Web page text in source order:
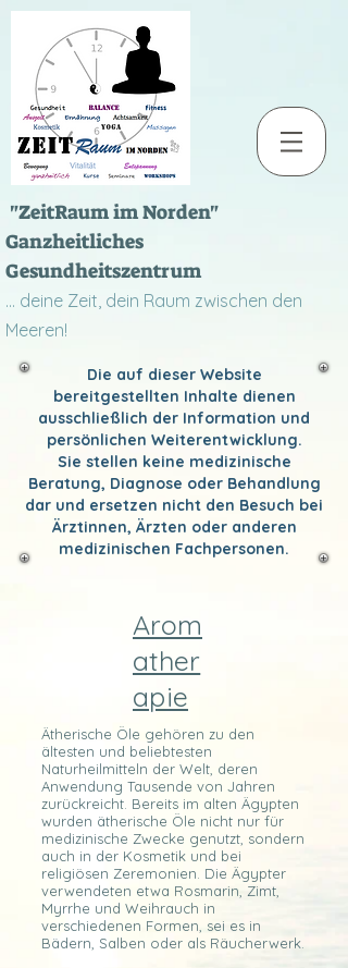
"ZeitRaum im Norden"
Ganzheitliches
Gesundheitszentrum
... deine Zeit, dein Raum zwischen den
Meeren!
Die auf dieser Website
bereitgestellten Inhalte dienen
ausschließlich der Information und
persönlichen Weiterentwicklung.
Sie stellen keine medizinische
Beratung, Diagnose oder Behandlung
dar und ersetzen nicht den Besuch bei
Ärztinnen, Ärzten oder anderen
medizinischen Fachpersonen.
Arom
ather
apie
Ätherische Öle gehören zu den
ältesten und beliebtesten
Naturheilmitteln der Welt, deren
Anwendung Tausende von Jahren
zurückreicht. Bereits im alten Ägypten
wurden ätherische Öle nicht nur für
medizinische Zwecke genutzt, sondern
auch in der Kosmetik und bei
religiösen Zeremonien. Die Ägypter
verwendeten etwa Rosmarin, Zimt,
Myrrhe und Weihrauch in
verschiedenen Formen, sei es in
Bädern, Salben oder als Räucherwerk.